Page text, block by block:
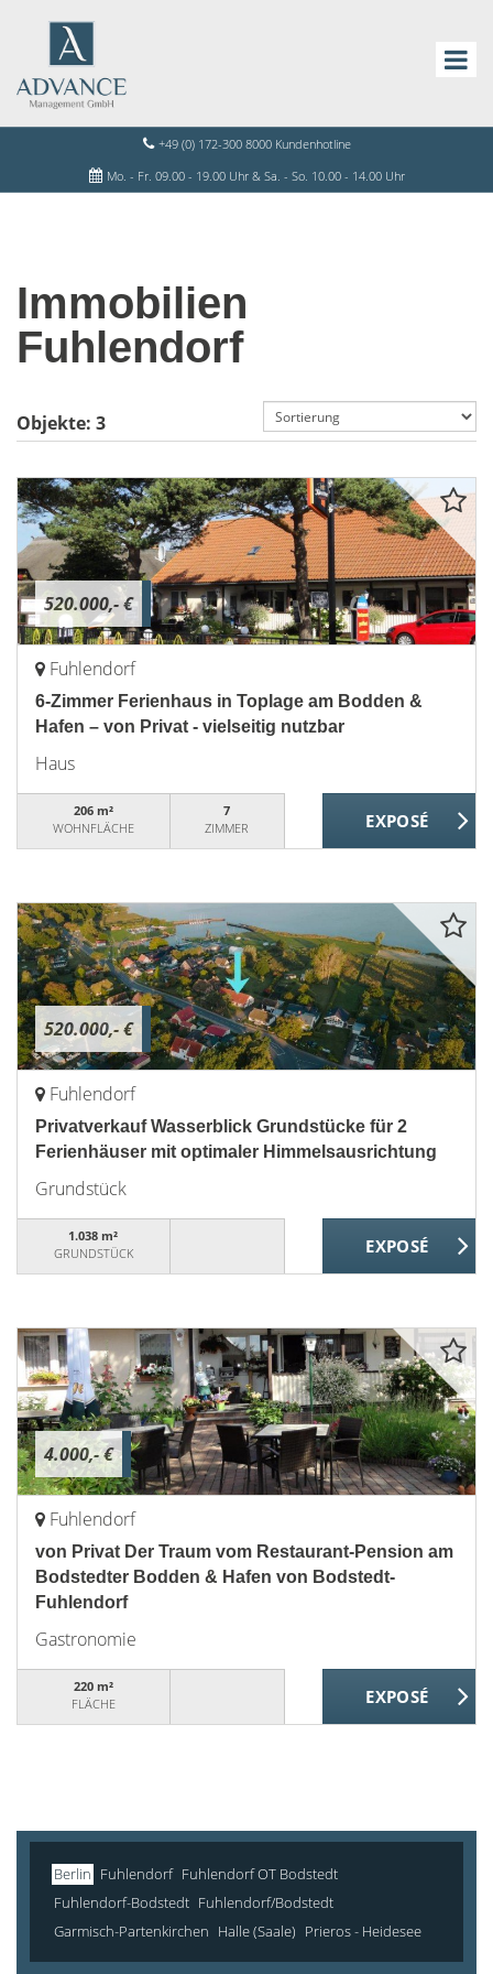
+49 (0) 172-300 8000 Kundenhotline
Mo. - Fr. 09.00 - 19.00 Uhr & Sa. - So. 10.00 - 14.00 Uhr
Immobilien
Fuhlendorf
Objekte: 3
520.000,- €
Fuhlendorf
6-Zimmer Ferienhaus in Toplage am Bodden &
Hafen – von Privat - vielseitig nutzbar
Haus
206 m²
WOHNFLÄCHE
7
ZIMMER
520.000,- €
Fuhlendorf
Privatverkauf Wasserblick Grundstücke für 2
Ferienhäuser mit optimaler Himmelsausrichtung
Grundstück
1.038 m²
GRUNDSTÜCK
4.000,- €
Fuhlendorf
von Privat Der Traum vom Restaurant-Pension am
Bodstedter Bodden & Hafen von Bodstedt-
Fuhlendorf
Gastronomie
220 m²
FLÄCHE
Berlin Fuhlendorf Fuhlendorf OT Bodstedt
Fuhlendorf-Bodstedt Fuhlendorf/Bodstedt
Garmisch-Partenkirchen Halle (Saale) Prieros - Heidesee